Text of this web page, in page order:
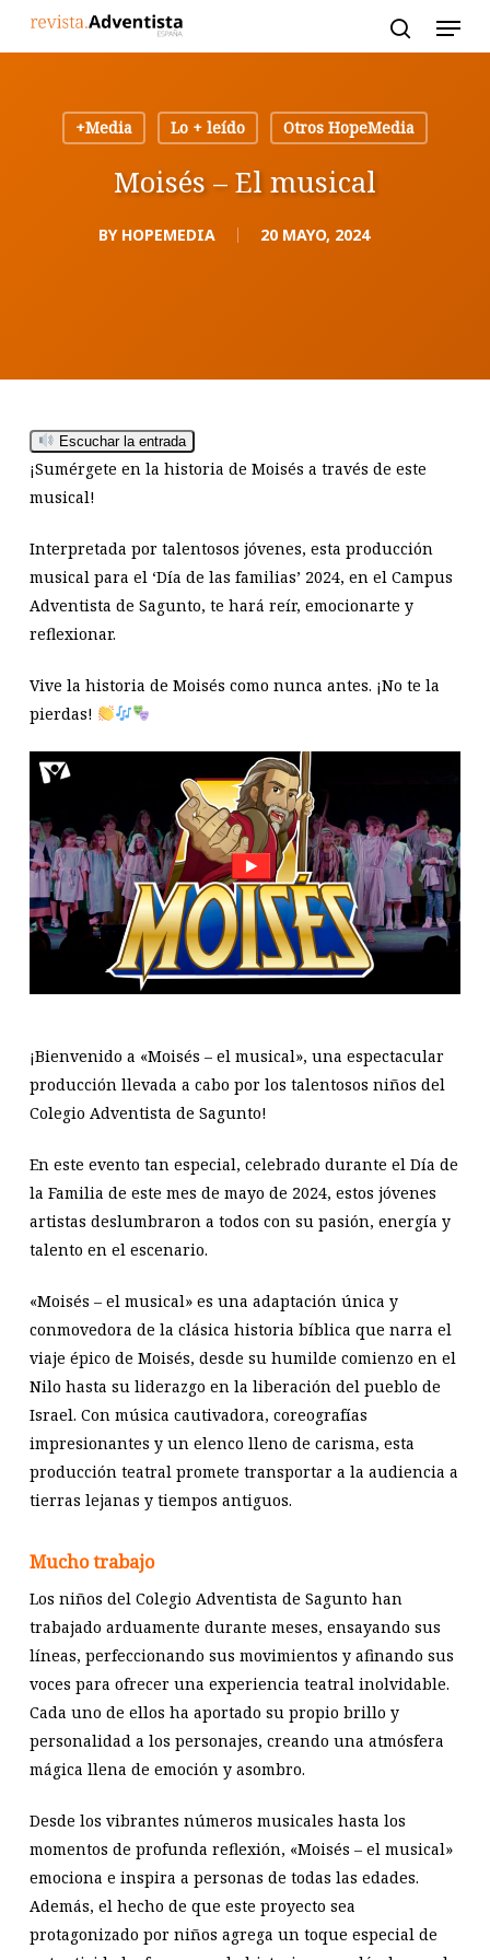
+Media
Lo + leído Otros HopeMedia
Moisés – El musical
BY HOPEMEDIA 20 MAYO, 2024
Escuchar la entrada
¡Sumérgete en la historia de Moisés a través de este
musical!
Interpretada por talentosos jóvenes, esta producción
musical para el ‘Día de las familias’ 2024, en el Campus
Adventista de Sagunto, te hará reír, emocionarte y
reflexionar.
Vive la historia de Moisés como nunca antes. ¡No te la
pierdas!
¡Bienvenido a «Moisés – el musical», una espectacular
producción llevada a cabo por los talentosos niños del
Colegio Adventista de Sagunto!
En este evento tan especial, celebrado durante el Día de
la Familia de este mes de mayo de 2024, estos jóvenes
artistas deslumbraron a todos con su pasión, energía y
talento en el escenario.
«Moisés – el musical» es una adaptación única y
conmovedora de la clásica historia bíblica que narra el
viaje épico de Moisés, desde su humilde comienzo en el
Nilo hasta su liderazgo en la liberación del pueblo de
Israel. Con música cautivadora, coreografías
impresionantes y un elenco lleno de carisma, esta
producción teatral promete transportar a la audiencia a
tierras lejanas y tiempos antiguos.
Mucho trabajo
Los niños del Colegio Adventista de Sagunto han
trabajado arduamente durante meses, ensayando sus
líneas, perfeccionando sus movimientos y afinando sus
voces para ofrecer una experiencia teatral inolvidable.
Cada uno de ellos ha aportado su propio brillo y
personalidad a los personajes, creando una atmósfera
mágica llena de emoción y asombro.
Desde los vibrantes números musicales hasta los
momentos de profunda reflexión, «Moisés – el musical»
emociona e inspira a personas de todas las edades.
Además, el hecho de que este proyecto sea
protagonizado por niños agrega un toque especial de